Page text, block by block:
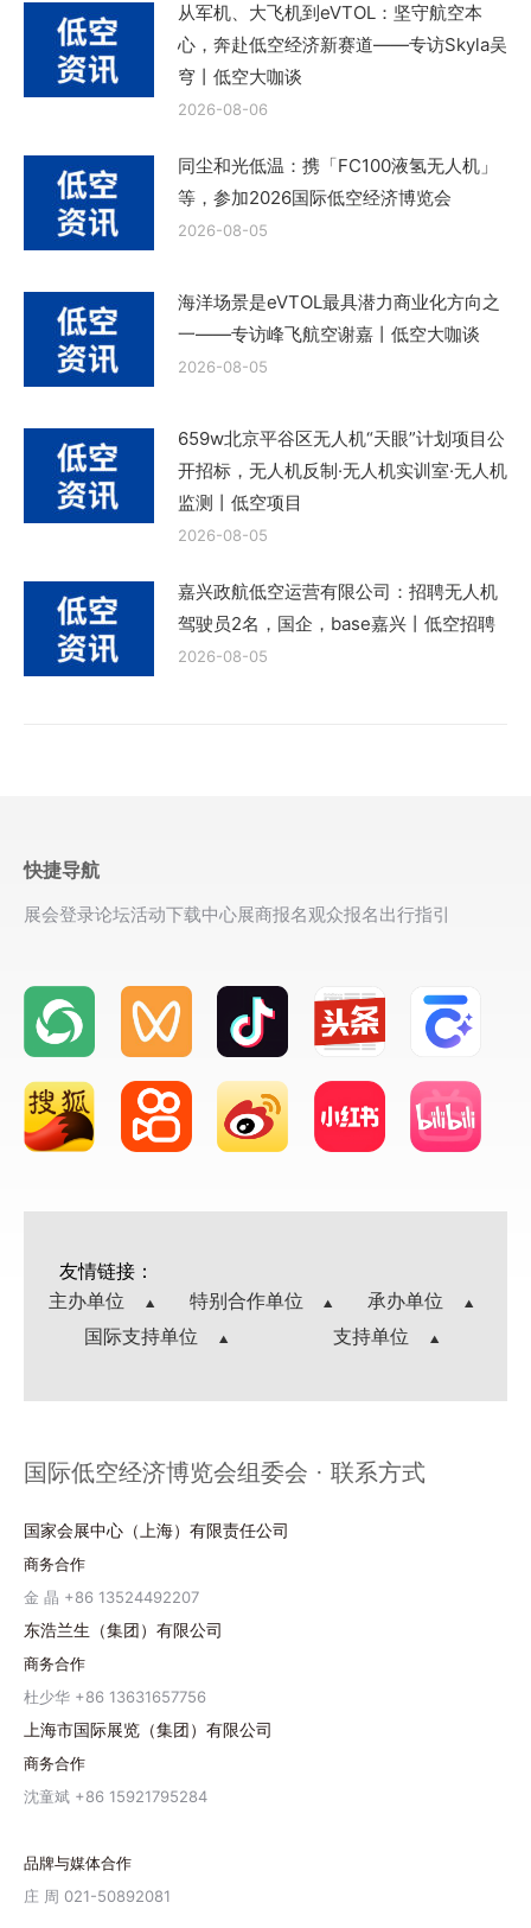
从军机、大飞机到eVTOL：坚守航空本
心，奔赴低空经济新赛道——专访Skyla吴
穹丨低空大咖谈
2026-08-06
同尘和光低温：携「FC100液氢无人机」
等，参加2026国际低空经济博览会
2026-08-05
海洋场景是eVTOL最具潜力商业化方向之
一——专访峰飞航空谢嘉丨低空大咖谈
2026-08-05
659w北京平谷区无人机“天眼”计划项目公
开招标，无人机反制·无人机实训室·无人机
监测丨低空项目
2026-08-05
嘉兴政航低空运营有限公司：招聘无人机
驾驶员2名，国企，base嘉兴丨低空招聘
2026-08-05
快捷导航
展会登录论坛活动下载中心展商报名观众报名出行指引
友情链接：
主办单位
特别合作单位
承办单位
国际支持单位
支持单位
国际低空经济博览会组委会 · 联系方式
国家会展中心（上海）有限责任公司
商务合作
金 晶 +86 13524492207
东浩兰生（集团）有限公司
商务合作
杜少华 +86 13631657756
上海市国际展览（集团）有限公司
商务合作
沈童斌 +86 15921795284
品牌与媒体合作
庄 周 021-50892081